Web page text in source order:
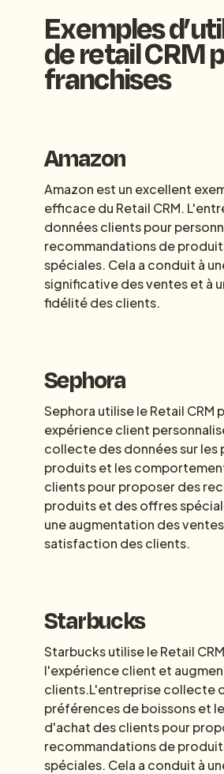
Exemples
de retail CRM
franchises
Amazon
Amazon est un excellent
efficace du Retail CRM.
données clients pour
recommandations de
spéciales. Cela a conduit à
significative des ventes et à
fidélité des clients.
Sephora
Sephora utilise le Retail CRM
expérience client
collecte des données sur les
produits et les
clients pour proposer des
produits et des offres
une augmentation des
satisfaction des clients.
Starbucks
Starbucks utilise le Retail
l'expérience client et
clients.L'entreprise collecte
préférences de boissons et
d'achat des clients pour
recommandations de
spéciales. Cela a conduit à